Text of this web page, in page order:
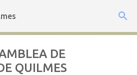
principal
DE
QUILMES